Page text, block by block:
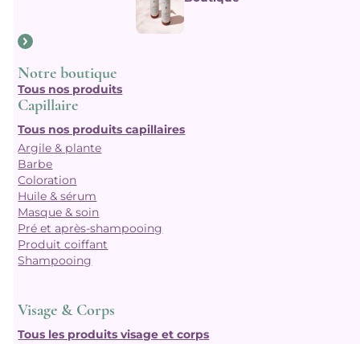
Notre boutique
Tous nos produits
Capillaire
Tous nos produits capillaires
Argile & plante
Barbe
Coloration
Huile & sérum
Masque & soin
Pré et après-shampooing
Produit coiffant
Shampooing
Visage & Corps
Tous les produits visage et corps